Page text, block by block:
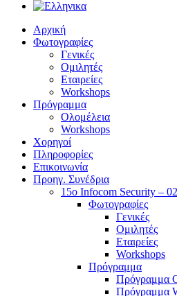
Αρχική
Φωτογραφίες
Γενικές
Ομιλητές
Εταιρείες
Workshops
Πρόγραμμα
Ολομέλεια
Workshops
Χορηγοί
Πληροφορίες
Επικοινωνία
Προηγ. Συνέδρια
15o Infocom Security –
Φωτογραφίες
Γενικές
Ομιλητές
Εταιρείες
Workshops
Πρόγραμμα
Πρόγραμμα
Πρόγραμμα